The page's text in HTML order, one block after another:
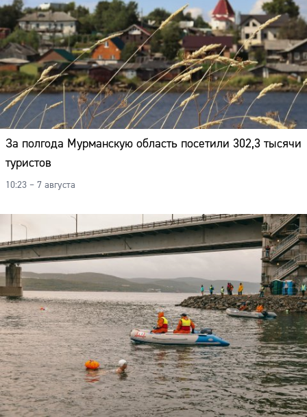
За полгода Мурманскую область посетили 302,3 тысячи
туристов
10:23 – 7 августа
Адрес:
Телефон: